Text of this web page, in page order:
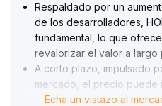
Respaldado por un
de los desarrolladores,
fundamental, lo que
revalorizar el valor a
A corto plazo, impulsado
mercado, el precio puede
volatilidad y alza, pero se
Echa un vistazo al